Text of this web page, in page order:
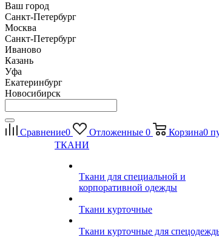
Ваш город
Санкт-Петербург
Москва
Санкт-Петербург
Иваново
Казань
Уфа
Екатеринбург
Новосибирск
Сравнение0 Отложенные 0 Корзина0
ТКАНИ
Ткани для специальной и
корпоративной одежды
Ткани курточные
Ткани курточные для